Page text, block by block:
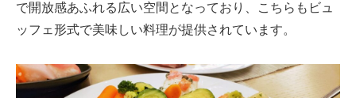
で開放感あふれる広い空間となっており、こちらもビュ
ッフェ形式で美味しい料理が提供されています。